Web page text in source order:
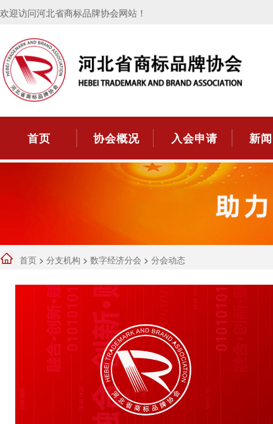
欢迎访问河北省商标品牌协会网站！
首页 协会概况 入会申请 新
首页 > 分支机构 > 数字经济分会 > 分会动态